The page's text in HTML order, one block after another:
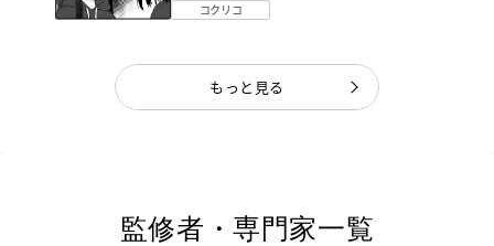
コクリコ
もっと見る
監修者・専門家一覧